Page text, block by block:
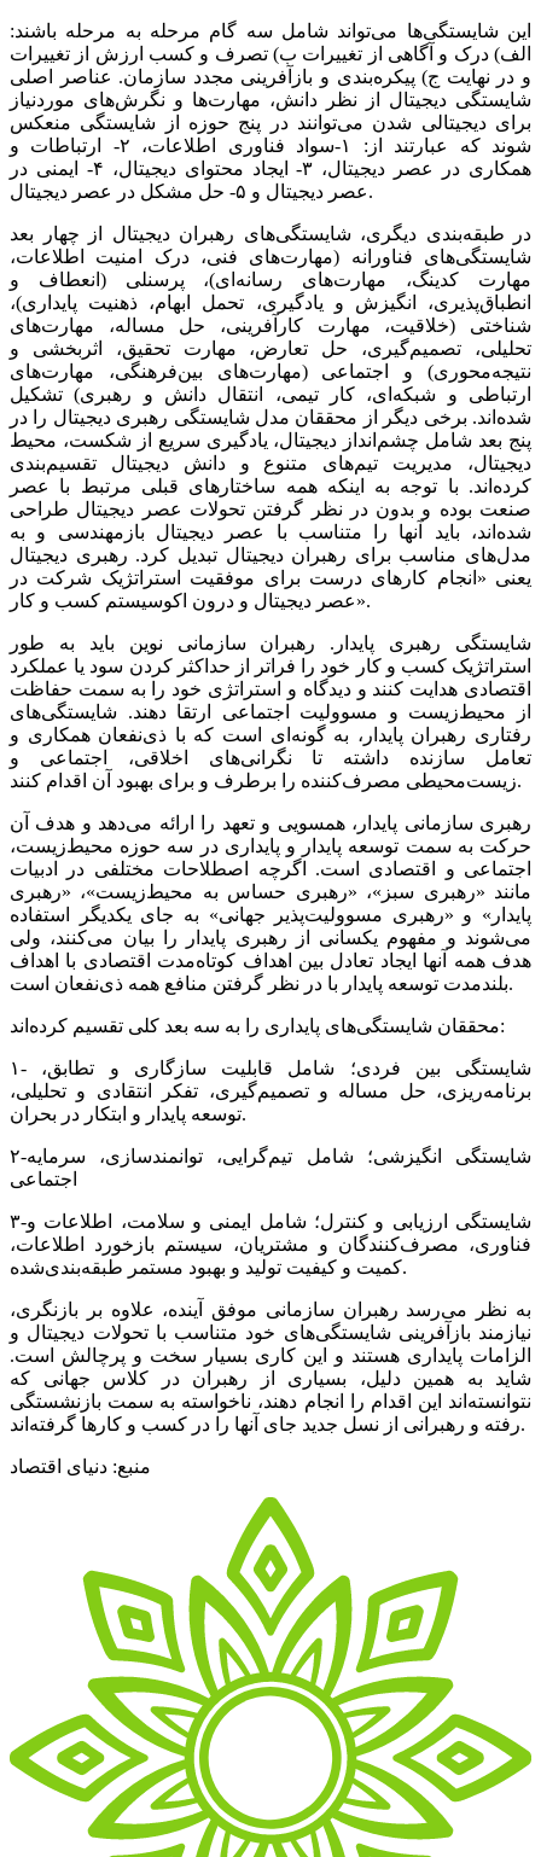
این شایستگی‌‌‌ها می‌تواند شامل سه گام مرحله به مرحله باشند:
الف) درک و آگاهی از تغییرات ب) تصرف و کسب ارزش از تغییرات
و در نهایت ج) پیکره‌‌‌بندی و بازآفرینی مجدد سازمان. عناصر اصلی
شایستگی دیجیتال از نظر دانش، مهارت‌‌‌ها و نگرش‌‌‌های موردنیاز
برای دیجیتالی شدن می‌توانند در پنج حوزه از شایستگی منعکس
شوند که عبارتند از: ۱-سواد فناوری اطلاعات، ۲- ارتباطات و
همکاری در عصر دیجیتال، ۳- ایجاد محتوای دیجیتال، ۴- ایمنی در
عصر دیجیتال و ۵- حل مشکل در عصر دیجیتال.
در طبقه‌‌‌بندی دیگری، شایستگی‌‌‌های رهبران دیجیتال از چهار بعد
شایستگی‌‌‌های فناورانه (مهارت‌‌‌های فنی، درک امنیت اطلاعات،
مهارت کدینگ، مهارت‌‌‌های رسانه‌‌‌ای)، پرسنلی (انعطاف و
انطباق‌‌‌‌‌‌پذیری، انگیزش و یادگیری، تحمل ابهام، ذهنیت پایداری)،
شناختی (خلاقیت، مهارت کارآفرینی، حل مساله، مهارت‌‌‌های
تحلیلی، تصمیم‌گیری، حل تعارض، مهارت تحقیق، اثربخشی و
نتیجه‌‌‌محوری) و اجتماعی (مهارت‌‌‌های بین‌فرهنگی، مهارت‌‌‌های
ارتباطی و شبکه‌‌‌ای، کار تیمی، انتقال دانش و رهبری) تشکیل
شده‌‌‌اند. برخی دیگر از محققان مدل شایستگی رهبری دیجیتال را در
پنج بعد شامل چشم‌‌‌انداز دیجیتال، یادگیری سریع از شکست، محیط
دیجیتال، مدیریت تیم‌‌‌های متنوع و دانش دیجیتال تقسیم‌‌‌بندی
کرده‌‌‌اند. با توجه به اینکه همه ساختارهای قبلی مرتبط با عصر
صنعت بوده و بدون در نظر گرفتن تحولات عصر دیجیتال طراحی
شده‌‌‌اند، باید آنها را متناسب با عصر دیجیتال بازمهندسی و به
مدل‌‌‌های مناسب برای رهبران دیجیتال تبدیل کرد. رهبری دیجیتال
یعنی «انجام کارهای درست برای موفقیت استراتژیک شرکت در
عصر دیجیتال و درون اکوسیستم کسب و کار».
شایستگی رهبری پایدار. رهبران سازمانی نوین باید به طور
استراتژیک کسب و کار خود را فراتر از حداکثر کردن سود یا عملکرد
اقتصادی هدایت کنند و دیدگاه و استراتژی خود را به سمت حفاظت
از محیط‌زیست و مسوولیت اجتماعی ارتقا دهند. شایستگی‌‌‌های
رفتاری رهبران پایدار، به گونه‌‌‌ای است که با ذی‌نفعان همکاری و
تعامل سازنده داشته تا نگرانی‌های اخلاقی، اجتماعی و
زیست‌‌‌محیطی مصرف‌کننده را برطرف و برای بهبود آن اقدام کنند.
رهبری سازمانی پایدار، همسویی و تعهد را ارائه می‌دهد و هدف آن
حرکت به سمت توسعه پایدار و پایداری در سه حوزه محیط‌زیست،
اجتماعی و اقتصادی است. اگرچه اصطلاحات مختلفی در ادبیات
مانند «رهبری سبز»، «رهبری حساس به محیط‌زیست»، «رهبری
پایدار» و «رهبری مسوولیت‌‌‌پذیر جهانی» به جای یکدیگر استفاده
می‌‌‌شوند و مفهوم یکسانی از رهبری پایدار را بیان می‌کنند، ولی
هدف همه آنها ایجاد تعادل بین اهداف کوتاه‌مدت اقتصادی با اهداف
بلندمدت توسعه پایدار با در نظر گرفتن منافع همه ذی‌نفعان است.
محققان شایستگی‌‌‌های پایداری را به سه بعد کلی تقسیم کرده‌‌‌اند:
۱- شایستگی بین فردی؛ شامل قابلیت سازگاری و تطابق،
برنامه‌‌‌ریزی، حل مساله و تصمیم‌گیری، تفکر انتقادی و تحلیلی،
توسعه پایدار و ابتکار در بحران.
۲-شایستگی انگیزشی؛ شامل تیم‌‌‌گرایی، توانمندسازی، سرمایه
اجتماعی
۳-شایستگی ارزیابی و کنترل؛ شامل ایمنی و سلامت، اطلاعات و
فناوری، مصرف‌کنندگان و مشتریان، سیستم بازخورد اطلاعات،
کمیت و کیفیت تولید و بهبود مستمر طبقه‌‌‌بندی‌شده.
به نظر می‌رسد رهبران سازمانی موفق آینده، علاوه بر بازنگری،
نیازمند بازآفرینی شایستگی‌‌‌های خود متناسب با تحولات دیجیتال و
الزامات پایداری هستند و این کاری بسیار سخت و پرچالش است.
شاید به همین دلیل، بسیاری از رهبران در کلاس جهانی که
نتوانسته‌‌‌اند این اقدام را انجام دهند، ناخواسته به سمت بازنشستگی
رفته و رهبرانی از نسل جدید جای آنها را در کسب و کارها گرفته‌‌‌اند.
منبع: دنیای اقتصاد